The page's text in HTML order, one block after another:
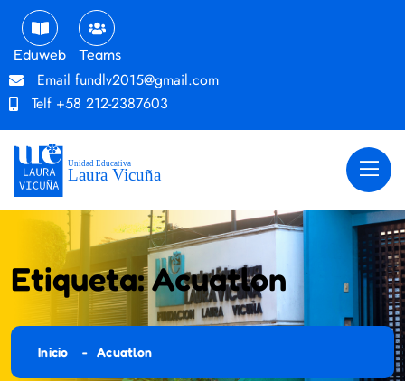
Eduweb Teams
Email fundlv2015@gmail.com
Telf +58 212-2387603
Etiqueta:Acuatlon
Inicio Acuatlon